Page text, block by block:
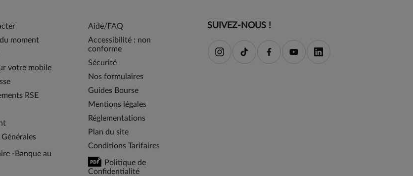
moment
votre mobile
RSE
-Banque au
Aide/FAQ
Accessibilité : non
conforme
Sécurité
Nos formulaires
Guides Bourse
Mentions légales
Réglementations
Plan du site
Conditions Tarifaires
Politique de
Confidentialité
SUIVEZ-NOUS !